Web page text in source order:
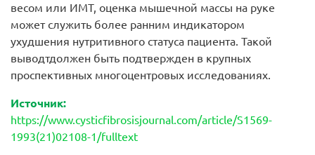
весом или ИМТ, оценка мышечной массы на руке
может служить более ранним индикатором
ухудшения нутритивного статуса пациента. Такой
выводтдолжен быть подтвержден в крупных
проспективных многоцентровых исследованиях.
Источник:
https://www.cysticfibrosisjournal.com/article/S1569-
1993(21)02108-1/fulltext